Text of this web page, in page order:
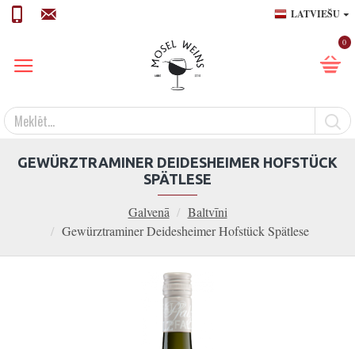
LATVIEŠU
0
Galvenā
Baltvīni
Gewürztraminer Deidesheimer Hofstück Spätlese
GEWÜRZTRAMINER DEIDESHEIMER HOFSTÜCK
SPÄTLESE